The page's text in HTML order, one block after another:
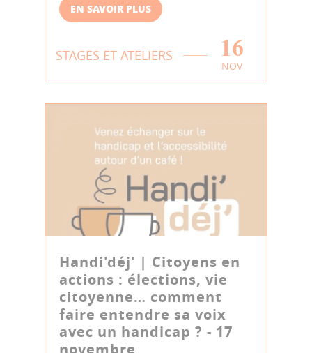
EN SAVOIR PLUS
STAGES ET ATELIERS 16
NOV
Handi'déj' | Citoyens en
actions : élections, vie
citoyenne… comment
faire entendre sa voix
avec un handicap ? - 17
novembre